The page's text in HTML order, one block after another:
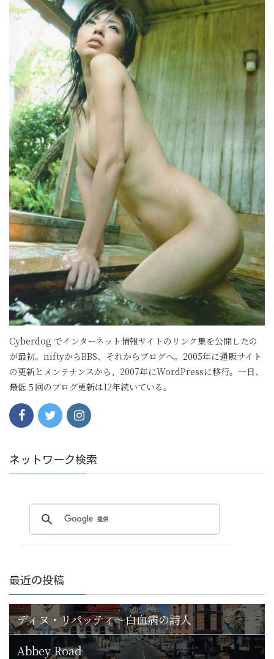
Cyberdog でインターネット情報サイトのリンク集を公開したの
が最初。niftyからBBS、それからブログへ。2005年に通販サイト
の更新とメンテナンスから、2007年にWordPressに移行。一日、
最低５回のブログ更新は12年続いている。
ネットワーク検索
最近の投稿
ディヌ・リパッティ〜白血病の詩人
Abbey Road